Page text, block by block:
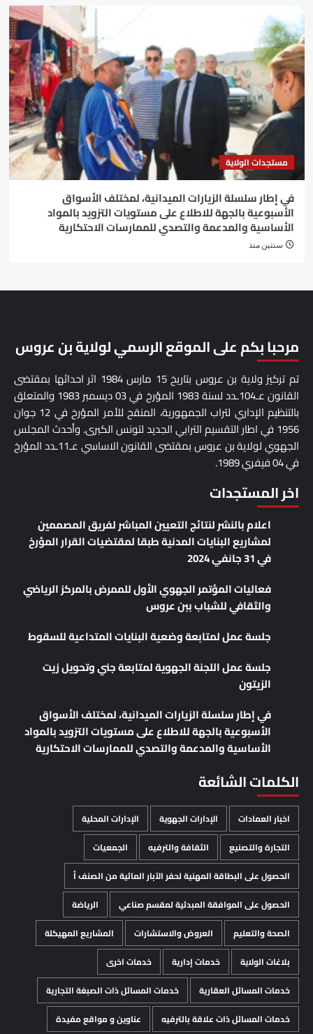
مستجدات الولاية
في إطار سلسلة الزيارات الميدانية، لمختلف الأسواق
الأسبوعية بالجهة للاطلاع على مستويات التزويد بالمواد
الأساسية والمدعمة والتصدي للممارسات الاحتكارية
سنتين منذ
مرحبا بكم على الموقع الرسمي لولاية بن عروس
تم تركيز ولاية بن عروس بتاريخ 15 مارس 1984 اثر احداثها بمقتضى
القانون عـ104ـدد لسنة 1983 المؤرخ في 03 ديسمبر 1983 والمتعلق
بالتنظيم اﻹداري لتراب الجمهورية، المنقح للأمر المؤرخ في 12 جوان
1956 في اطار التقسيم الترابي الجديد لتونس الكبرى. وأحدث المجلس
الجهوي لولاية بن عروس بمقتضى القانون الاساسي عـ11ـدد المؤرخ
في 04 فيفري 1989.
اخر المستجدات
اعلام بالنشر لنتائج التعيين المباشر لفريق المصممين
لمشاريع البنايات المدنية طبقا لمقتضيات القرار المؤرخ
في 31 جانفي 2024
فعاليات المؤتمر الجهوي الأول للممرض بالمركز الرياضي
والثقافي للشباب ببن عروس
جلسة عمل لمتابعة وضعية البنايات المتداعية للسقوط
جلسة عمل اللجنة الجهوية لمتابعة جني وتحويل زيت
الزيتون
في إطار سلسلة الزيارات الميدانية، لمختلف الأسواق
الأسبوعية بالجهة للاطلاع على مستويات التزويد بالمواد
الأساسية والمدعمة والتصدي للممارسات الاحتكارية
الكلمات الشائعة
اخبار العمادات الإدارات الجهوية
الإدارات المحلية
التجارة والتصنيع
الثقافة والترفيه
الجمعيات
الحصول على البطاقة المهنية لحفر الآبار المائية من الصنف أ
الحصول على الموافقة المبدئية لمقسم صناعي
الرياضة
الصحة والتعليم
العروض والاستشارات
المشاريع المهيكلة
بلاغات الولاية
خدمات إدارية
خدمات اخرى
خدمات المسائل العقارية
خدمات المسائل ذات الصبغة التجارية
خدمات المسائل ذات علاقة بالترفيه
عناوين و مواقع مفيدة